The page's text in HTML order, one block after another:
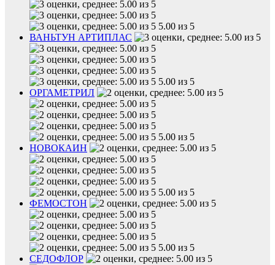
5.00 из 5
ВАНЬТУН АРТИПЛАС
5.00 из 5
ОРГАМЕТРИЛ
5.00 из 5
НОВОКАИН
5.00 из 5
ФЕМОСТОН
5.00 из 5
СЕДОФЛОР